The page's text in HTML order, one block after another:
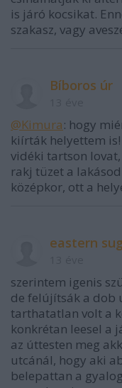
is járó kocsikat.
szakasz, vagy
Bíboros úr
@Kimura: hogy
kiírták helyettem
vidéki tartson
rakj tüzet a
középkor, ott a
eastern
szerintem igenis
de felújítsák a dob
tarthatatlan volt a
konkrétan leesel a
az úttesten meg
utcánál, hogy aki
belepattan a